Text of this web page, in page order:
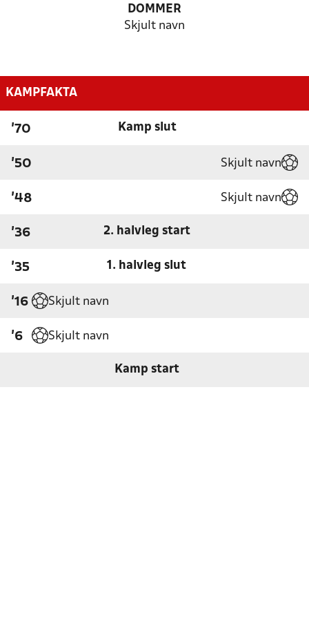
DOMMER
Skjult navn
KAMPFAKTA
'70 Kamp slut
'50 Skjult navn
'48 Skjult navn
'36 2. halvleg start
'35 1. halvleg slut
'16 Skjult navn
'6 Skjult navn
Kamp start